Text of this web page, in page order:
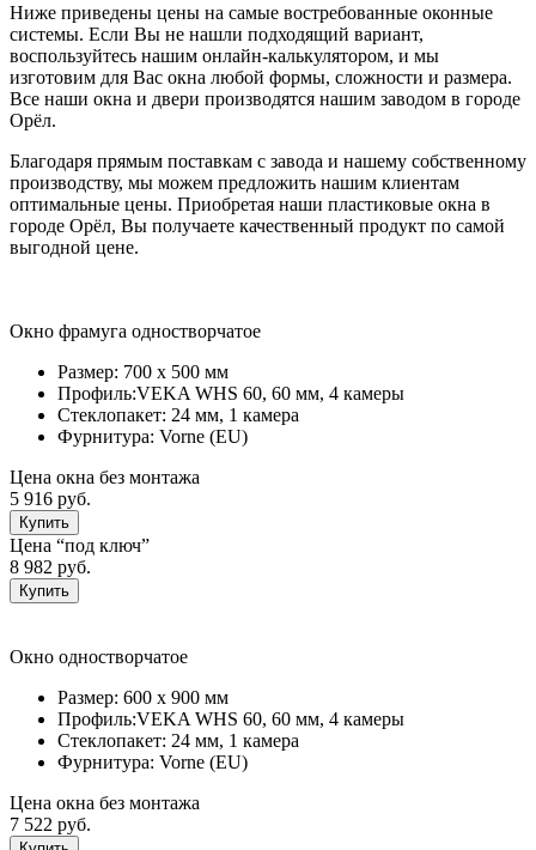
Ниже приведены цены на самые востребованные оконные
системы. Если Вы не нашли подходящий вариант,
воспользуйтесь нашим онлайн-калькулятором, и мы
изготовим для Вас окна любой формы, сложности и размера.
Все наши окна и двери производятся нашим заводом в городе
Орёл.
Благодаря прямым поставкам с завода и нашему собственному
производству, мы можем предложить нашим клиентам
оптимальные цены. Приобретая наши пластиковые окна в
городе Орёл, Вы получаете качественный продукт по самой
выгодной цене.
Окно фрамуга одностворчатое
Размер: 700 х 500 мм
Профиль:VEKA WHS 60, 60 мм, 4 камеры
Стеклопакет: 24 мм, 1 камерa
Фурнитура: Vorne (EU)
Цена окна без монтажа
5 916 руб.
Купить
Цена “под ключ”
8 982 руб.
Купить
Окно одностворчатое
Размер: 600 х 900 мм
Профиль:VEKA WHS 60, 60 мм, 4 камеры
Стеклопакет: 24 мм, 1 камерa
Фурнитура: Vorne (EU)
Цена окна без монтажа
7 522 руб.